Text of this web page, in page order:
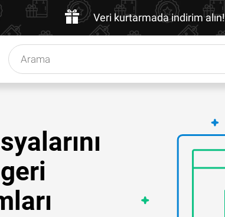
Veri kurtarmada indirim alın!